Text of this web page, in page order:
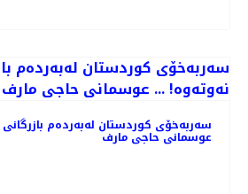
سەربەخۆی کوردستان لەبەردەم
عوسمانی حاجی مارف